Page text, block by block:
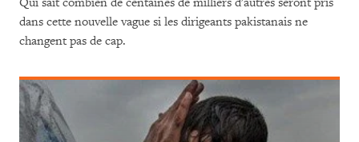
dans cette nouvelle vague si les dirigeants pakistanais ne
changent pas de cap.